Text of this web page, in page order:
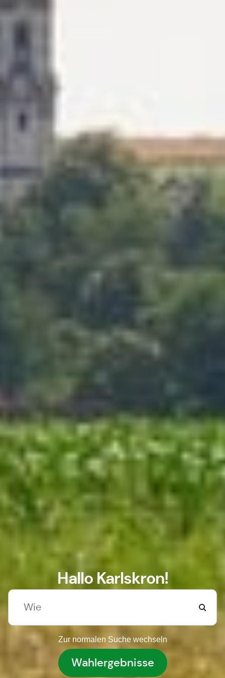
Hallo Karlskron!
Zur normalen Suche wechseln
Wahlergebnisse